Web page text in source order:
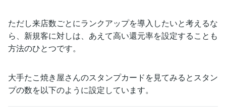
ただし来店数ごとにランクアップを導入したいと考えるな
ら、新規客に対しは、あえて高い還元率を設定することも
方法のひとつです。
大手たこ焼き屋さんのスタンプカードを見てみるとスタン
プの数を以下のように設定しています。